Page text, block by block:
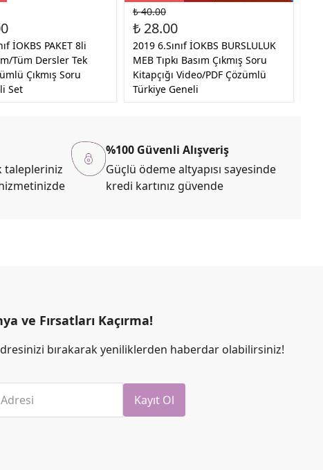
İOKBS PAKET 8li
Tüm Dersler Tek
Çıkmış Soru
Set
₺ 40.00
₺ 28.00
2019 6.Sınıf İOKBS BURSLULUK
MEB Tıpkı Basım Çıkmış Soru
Kitapçığı Video/PDF Çözümlü
Türkiye Geneli
talepleriniz
%100 Güvenli Alışveriş
Güçlü ödeme altyapısı sayesinde
kredi kartınız güvende
ve Fırsatları Kaçırma!
bırakarak yeniliklerden haberdar olabilirsiniz!
Kayıt Ol